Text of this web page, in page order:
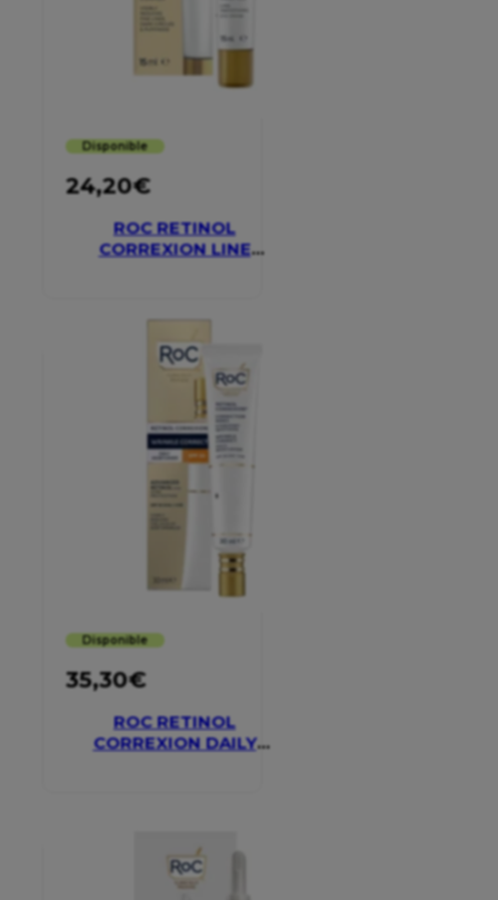
Disponible
24,20€
ROC RETINOL
CORREXION LINE
Disponible
35,30€
ROC RETINOL
CORREXION DAILY